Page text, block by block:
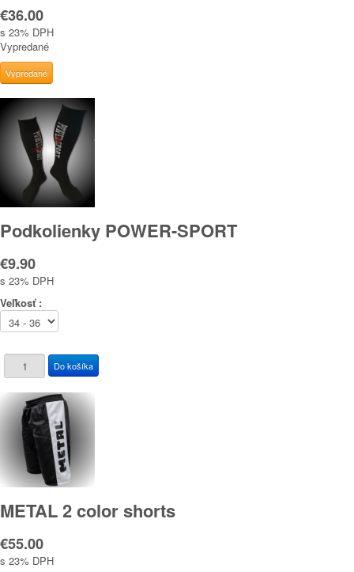
€36.00
s 23% DPH
Vypredané
Podkolienky POWER-SPORT
€9.90
s 23% DPH
Veľkosť :
METAL 2 color shorts
€55.00
s 23% DPH